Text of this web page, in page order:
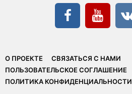
О ПРОЕКТЕ
СВЯЗАТЬСЯ С НАМИ
ПОЛЬЗОВАТЕЛЬСКОЕ СОГЛАШЕНИЕ
ПОЛИТИКА КОНФИДЕНЦИАЛЬНОСТИ